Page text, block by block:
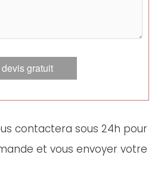
gratuit
contactera sous 24h pour
et vous envoyer votre